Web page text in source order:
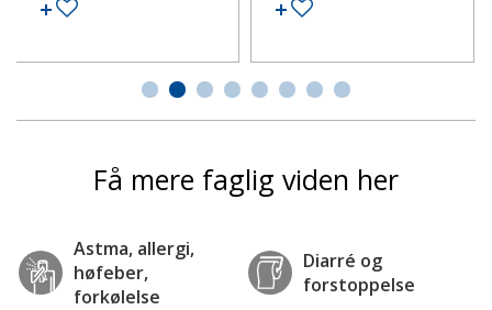
Tilføj til ønskeseddel
Tilføj til ønskeseddel
Få mere faglig viden her
Astma, allergi,
høfeber,
forkølelse
Diarré og
forstoppelse